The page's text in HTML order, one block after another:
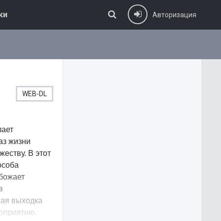
Авторизация
WEB-DL
жизни
В этот
выходка